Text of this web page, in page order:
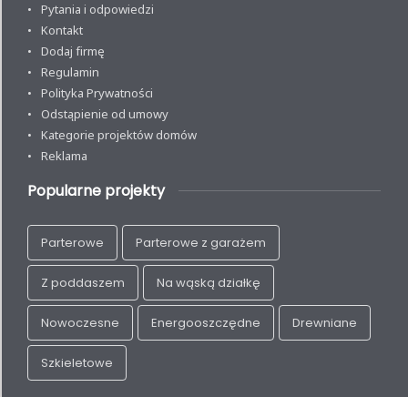
Pytania i odpowiedzi
Kontakt
Dodaj firmę
Regulamin
Polityka Prywatności
Odstąpienie od umowy
Kategorie projektów domów
Reklama
Popularne projekty
Parterowe Parterowe z garażem
Z poddaszem Na wąską działkę
Nowoczesne Energooszczędne Drewniane
Szkieletowe